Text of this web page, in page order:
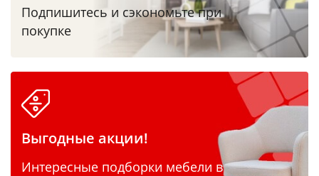
Подпишитесь и сэкономьте при
покупке
Выгодные акции!
Интересные подборки мебели в